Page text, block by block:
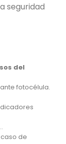
seguridad
del
fotocélula.
de